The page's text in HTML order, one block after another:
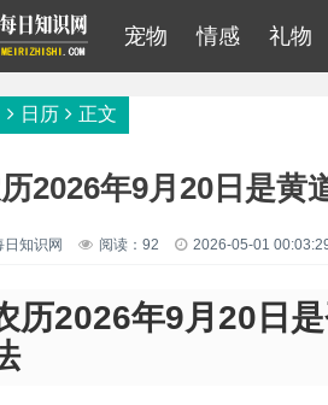
宠物 情感 礼物
日历 正文
2026年9月20日是黄
日知识网 阅读：92 2026-05-01
历2026年9月20日